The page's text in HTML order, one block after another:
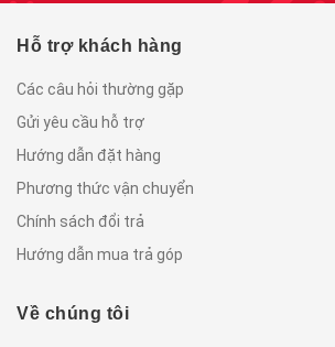
Hỗ trợ khách hàng
Các câu hỏi thường gặp
Gửi yêu cầu hỗ trợ
Hướng dẫn đặt hàng
Phương thức vận chuyển
Chính sách đổi trả
Hướng dẫn mua trả góp
Về chúng tôi